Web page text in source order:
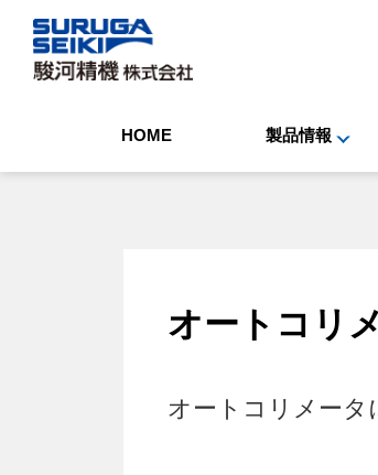
HOME 製品情報
オートコリ
オートコリメータ